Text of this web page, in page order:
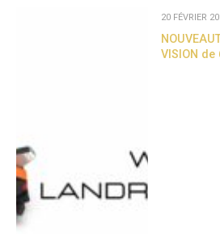
20 FÉVRIER
VISION